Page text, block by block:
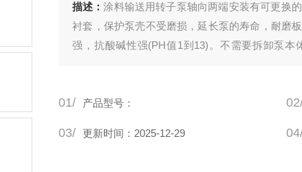
描述：涂料输送用转子泵轴向两端安装有可更换
衬套，保护泵壳不受磨损，延长泵的寿命，耐磨
强，抗酸碱性强(PH值1到13)。不需要拆卸泵本
01/ 产品型号：
03/ 更新时间：2025-12-29